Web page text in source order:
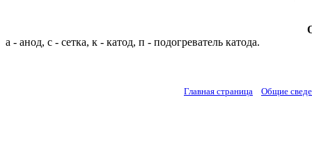
а - анод, с - сетка, к - катод, п - подогреватель катода.
Главная страница Общие